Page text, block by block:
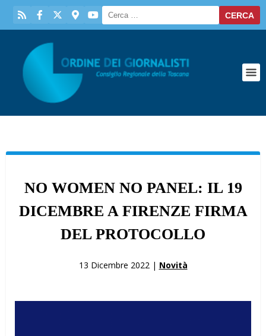
NO WOMEN NO PANEL: IL 19
DICEMBRE A FIRENZE FIRMA
DEL PROTOCOLLO
13 Dicembre 2022 | Novità